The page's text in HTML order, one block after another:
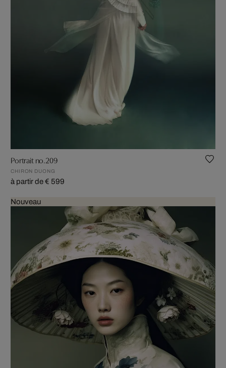
Portrait no.209
CHIRON DUONG
à partir de € 599
Nouveau